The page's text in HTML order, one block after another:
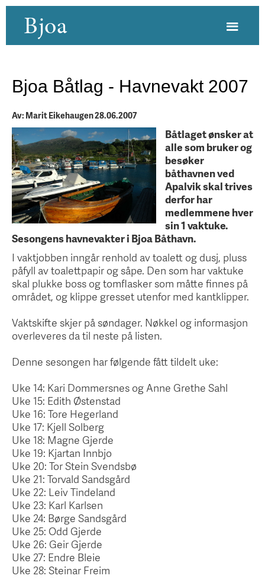
Bjoa
Bjoa Båtlag - Havnevakt 2007
Av: Marit Eikehaugen 28.06.2007
Båtlaget ønsker at
alle som bruker og
besøker
båthavnen ved
Apalvik skal trives
derfor har
medlemmene hver
sin 1 vaktuke.
Sesongens havnevakter i Bjoa Båthavn.
I vaktjobben inngår renhold av toalett og dusj, pluss
påfyll av toalettpapir og såpe. Den som har vaktuke
skal plukke boss og tomflasker som måtte finnes på
området, og klippe gresset utenfor med kantklipper.
Vaktskifte skjer på søndager. Nøkkel og informasjon
overleveres da til neste på listen.
Denne sesongen har følgende fått tildelt uke:
Uke 14: Kari Dommersnes og Anne Grethe Sahl
Uke 15: Edith Østenstad
Uke 16: Tore Hegerland
Uke 17: Kjell Solberg
Uke 18: Magne Gjerde
Uke 19: Kjartan Innbjo
Uke 20: Tor Stein Svendsbø
Uke 21: Torvald Sandsgård
Uke 22: Leiv Tindeland
Uke 23: Karl Karlsen
Uke 24: Børge Sandsgård
Uke 25: Odd Gjerde
Uke 26: Geir Gjerde
Uke 27: Endre Bleie
Uke 28: Steinar Freim